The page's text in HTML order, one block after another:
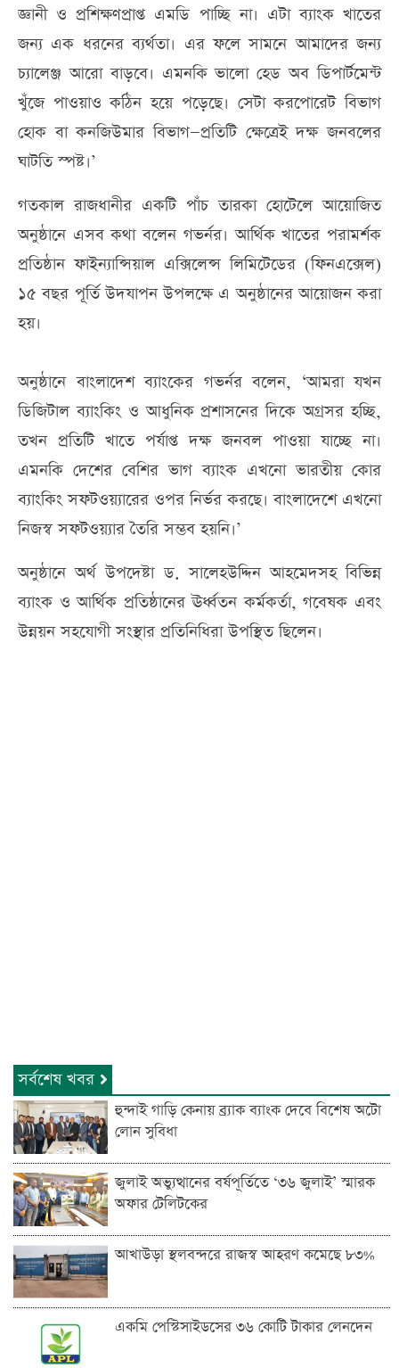
জ্ঞানী ও প্রশিক্ষণপ্রাপ্ত এমডি পাচ্ছি না। এটা ব্যাংক খাতের
জন্য এক ধরনের ব্যর্থতা। এর ফলে সামনে আমাদের জন্য
চ্যালেঞ্জ আরো বাড়বে। এমনকি ভালো হেড অব ডিপার্টমেন্ট
খুঁজে পাওয়াও কঠিন হয়ে পড়েছে। সেটা করপোরেট বিভাগ
হোক বা কনজিউমার বিভাগ—প্রতিটি ক্ষেত্রেই দক্ষ জনবলের
ঘাটতি স্পষ্ট।’
গতকাল রাজধানীর একটি পাঁচ তারকা হোটেলে আয়োজিত
অনুষ্ঠানে এসব কথা বলেন গভর্নর। আর্থিক খাতের পরামর্শক
প্রতিষ্ঠান ফাইন্যান্সিয়াল এক্সিলেন্স লিমিটেডের (ফিনএক্সেল)
১৫ বছর পূর্তি উদযাপন উপলক্ষে এ অনুষ্ঠানের আয়োজন করা
হয়।
অনুষ্ঠানে বাংলাদেশ ব্যাংকের গভর্নর বলেন, ‘আমরা যখন
ডিজিটাল ব্যাংকিং ও আধুনিক প্রশাসনের দিকে অগ্রসর হচ্ছি,
তখন প্রতিটি খাতে পর্যাপ্ত দক্ষ জনবল পাওয়া যাচ্ছে না।
এমনকি দেশের বেশির ভাগ ব্যাংক এখনো ভারতীয় কোর
ব্যাংকিং সফটওয়্যারের ওপর নির্ভর করছে। বাংলাদেশে এখনো
নিজস্ব সফটওয়্যার তৈরি সম্ভব হয়নি।’
অনুষ্ঠানে অর্থ উপদেষ্টা ড. সালেহউদ্দিন আহমেদসহ বিভিন্ন
ব্যাংক ও আর্থিক প্রতিষ্ঠানের ঊর্ধ্বতন কর্মকর্তা, গবেষক এবং
উন্নয়ন সহযোগী সংস্থার প্রতিনিধিরা উপস্থিত ছিলেন।
সর্বশেষ খবর
হুন্দাই গাড়ি কেনায় ব্র্যাক ব্যাংক দেবে বিশেষ অটো
লোন সুবিধা
জুলাই অভ্যুত্থানের বর্ষপূর্তিতে ‘৩৬ জুলাই’ স্মারক
অফার টেলিটকের
আখাউড়া স্থলবন্দরে রাজস্ব আহরণ কমেছে ৮৩%
একমি পেস্টিসাইডসের ৩৬ কোটি টাকার লেনদেন